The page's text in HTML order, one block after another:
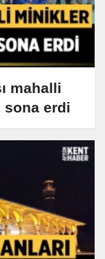
mahalli
sona erdi